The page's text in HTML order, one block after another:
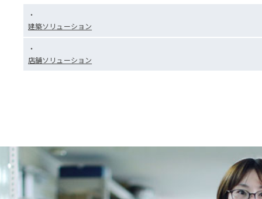
建築ソリューション
店舗ソリューション